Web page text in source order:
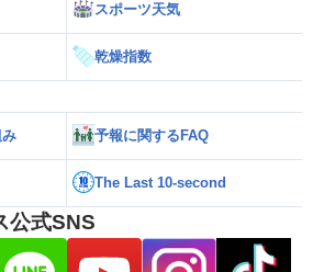
スポーツ天気
乾燥指数
予報に関するFAQ
The Last 10-second
公式SNS